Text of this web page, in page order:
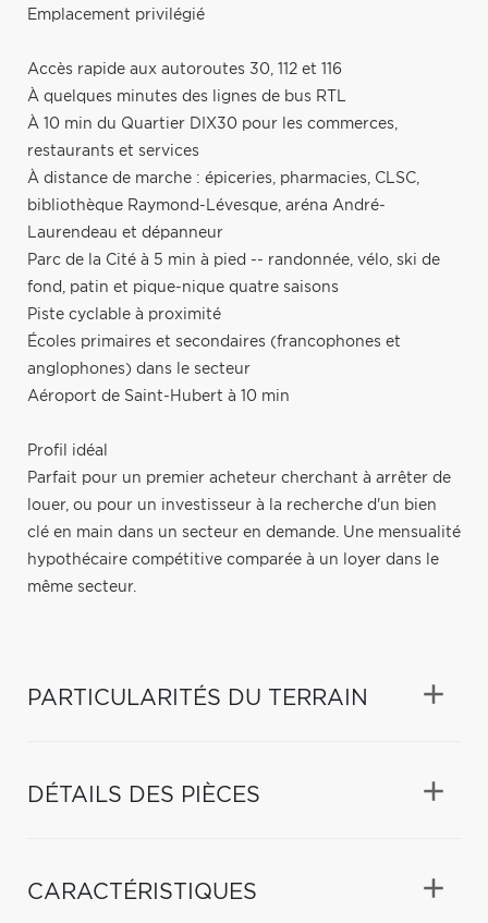
Emplacement privilégié
Accès rapide aux autoroutes 30, 112 et 116
À quelques minutes des lignes de bus RTL
À 10 min du Quartier DIX30 pour les commerces,
restaurants et services
À distance de marche : épiceries, pharmacies, CLSC,
bibliothèque Raymond-Lévesque, aréna André-
Laurendeau et dépanneur
Parc de la Cité à 5 min à pied -- randonnée, vélo, ski de
fond, patin et pique-nique quatre saisons
Piste cyclable à proximité
Écoles primaires et secondaires (francophones et
anglophones) dans le secteur
Aéroport de Saint-Hubert à 10 min
Profil idéal
Parfait pour un premier acheteur cherchant à arrêter de
louer, ou pour un investisseur à la recherche d'un bien
clé en main dans un secteur en demande. Une mensualité
hypothécaire compétitive comparée à un loyer dans le
même secteur.
PARTICULARITÉS DU TERRAIN
DÉTAILS DES PIÈCES
CARACTÉRISTIQUES